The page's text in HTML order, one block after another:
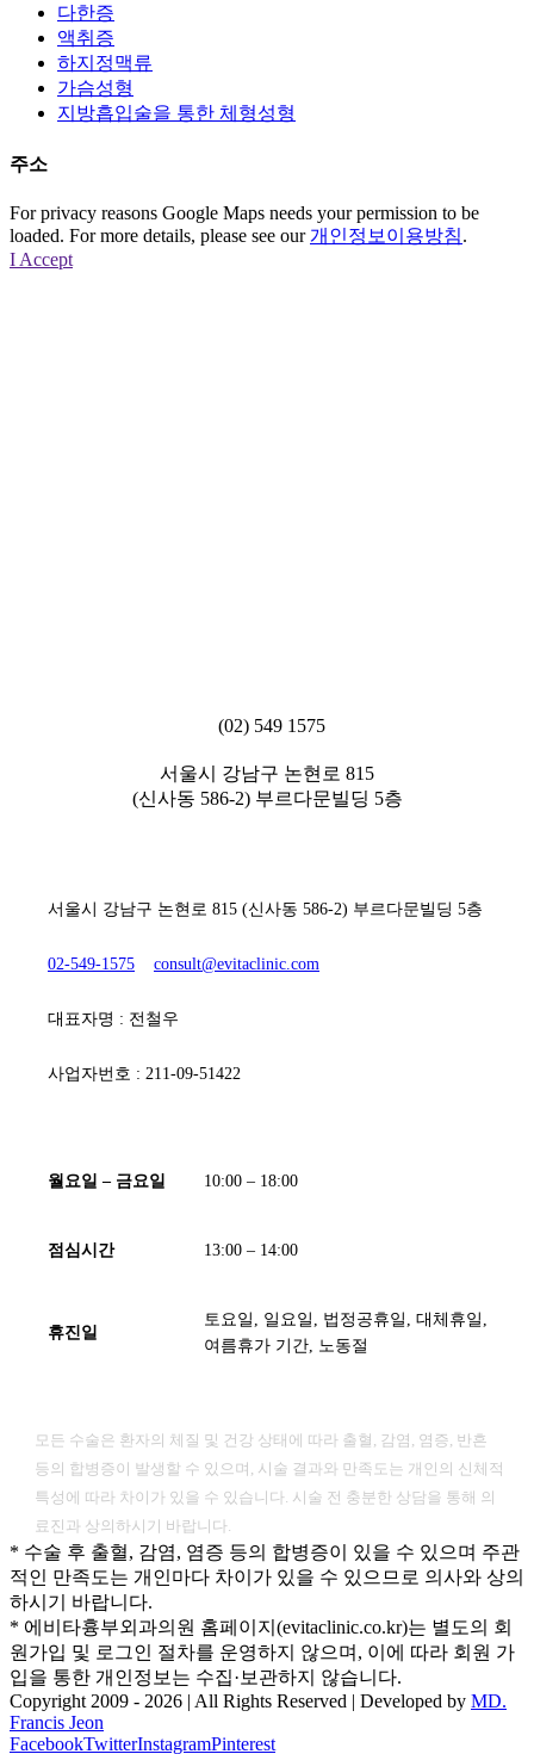
다한증
액취증
하지정맥류
가슴성형
지방흡입술을 통한 체형성형
주소
For privacy reasons Google Maps needs your permission to be
loaded. For more details, please see our개인정보이용방침.
I Accept
(02) 549 1575
서울시 강남구 논현로 815
(신사동 586-2) 부르다문빌딩 5층
서울시 강남구 논현로 815 (신사동 586-2) 부르다문빌딩 5층
02-549-1575 consult@evitaclinic.com
대표자명 : 전철우
사업자번호 : 211-09-51422
월요일 – 금요일 10:00 – 18:00
점심시간 13:00 – 14:00
휴진일
토요일, 일요일, 법정공휴일, 대체휴일,
여름휴가 기간, 노동절
모든 수술은 환자의 체질 및 건강 상태에 따라 출혈, 감염, 염증, 반흔
등의 합병증이 발생할 수 있으며, 시술 결과와 만족도는 개인의 신체적
특성에 따라 차이가 있을 수 있습니다. 시술 전 충분한 상담을 통해 의
료진과 상의하시기 바랍니다.
* 수술 후 출혈, 감염, 염증 등의 합병증이 있을 수 있으며 주관
적인 만족도는 개인마다 차이가 있을 수 있으므로 의사와 상의
하시기 바랍니다.
* 에비타흉부외과의원 홈페이지(evitaclinic.co.kr)는 별도의 회
원가입 및 로그인 절차를 운영하지 않으며, 이에 따라 회원 가
입을 통한 개인정보는 수집·보관하지 않습니다.
Copyright 2009 - 2026 | All Rights Reserved | Developed by MD.
Francis Jeon
FacebookTwitterInstagramPinterest